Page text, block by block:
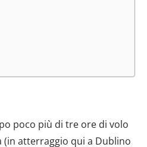
poco più di tre ore di volo
(in atterraggio qui a Dublino